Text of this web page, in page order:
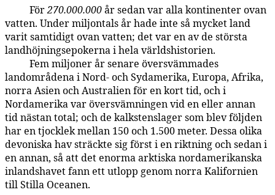
För270.000.000år sedan var alla kontinenter ovan
vatten. Under miljontals år hade inte så mycket land
varit samtidigt ovan vatten; det var en av de största
landhöjningsepokerna i hela världshistorien.
Fem miljoner år senare översvämmades
landområdena i Nord- och Sydamerika, Europa, Afrika,
norra Asien och Australien för en kort tid, och i
Nordamerika var översvämningen vid en eller annan
tid nästan total; och de kalkstenslager som blev följden
har en tjocklek mellan 150 och 1.500 meter. Dessa olika
devoniska hav sträckte sig först i en riktning och sedan i
en annan, så att det enorma arktiska nordamerikanska
inlandshavet fann ett utlopp genom norra Kalifornien
till Stilla Oceanen.